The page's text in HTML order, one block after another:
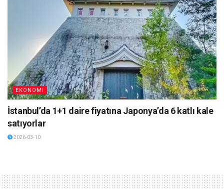
EKONOMI
İstanbul’da 1+1 daire fiyatına Japonya’da 6 katlı kale
satıyorlar
2026-03-10